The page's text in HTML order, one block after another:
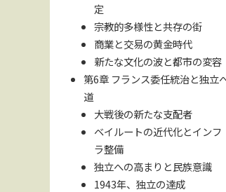
定
宗教的多様性と共存の街
商業と交易の黄金時代
新たな文化の波と都市の変容
第6章 フランス委任統治と独立
道
大戦後の新たな支配者
ベイルートの近代化とインフ
ラ整備
独立への高まりと民族意識
1943年、独立の達成